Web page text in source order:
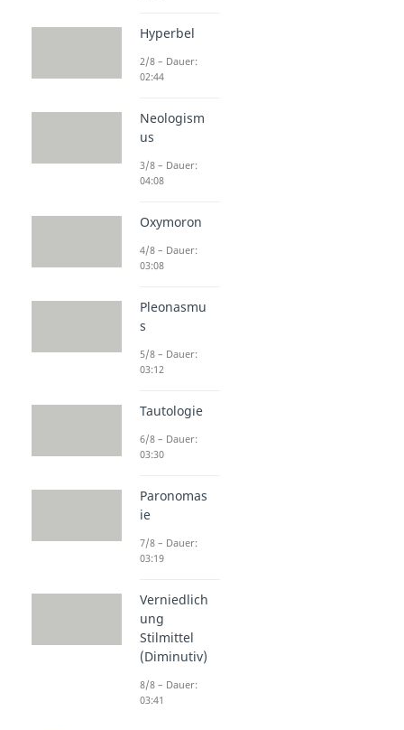
Hyperbel
2/8 – Dauer:
02:44
Neologism
us
3/8 – Dauer:
04:08
Oxymoron
4/8 – Dauer:
03:08
Pleonasmu
s
5/8 – Dauer:
03:12
Tautologie
6/8 – Dauer:
03:30
Paronomas
ie
7/8 – Dauer:
03:19
Verniedlich
ung
Stilmittel
(Diminutiv)
8/8 – Dauer:
03:41